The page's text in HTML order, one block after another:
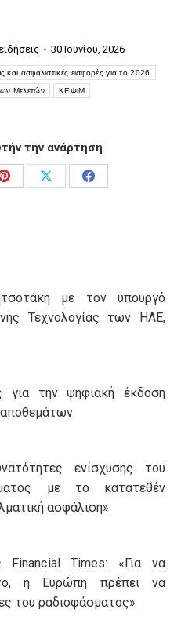
30 Ιουνίου, 2026
ασφαλιστικές εισφορές για το 2026
Μελετών ΚΕΦιΜ
την ανάρτηση
Share
Share
Share
με τον υπουργό
Τεχνολογίας των ΗΑΕ,
για την ψηφιακή έκδοση
αποθεμάτων
ενίσχυσης του
με το κατατεθέν
ασφάλιση»
Financial Times: «Για να
η Ευρώπη πρέπει να
του ραδιοφάσματος»